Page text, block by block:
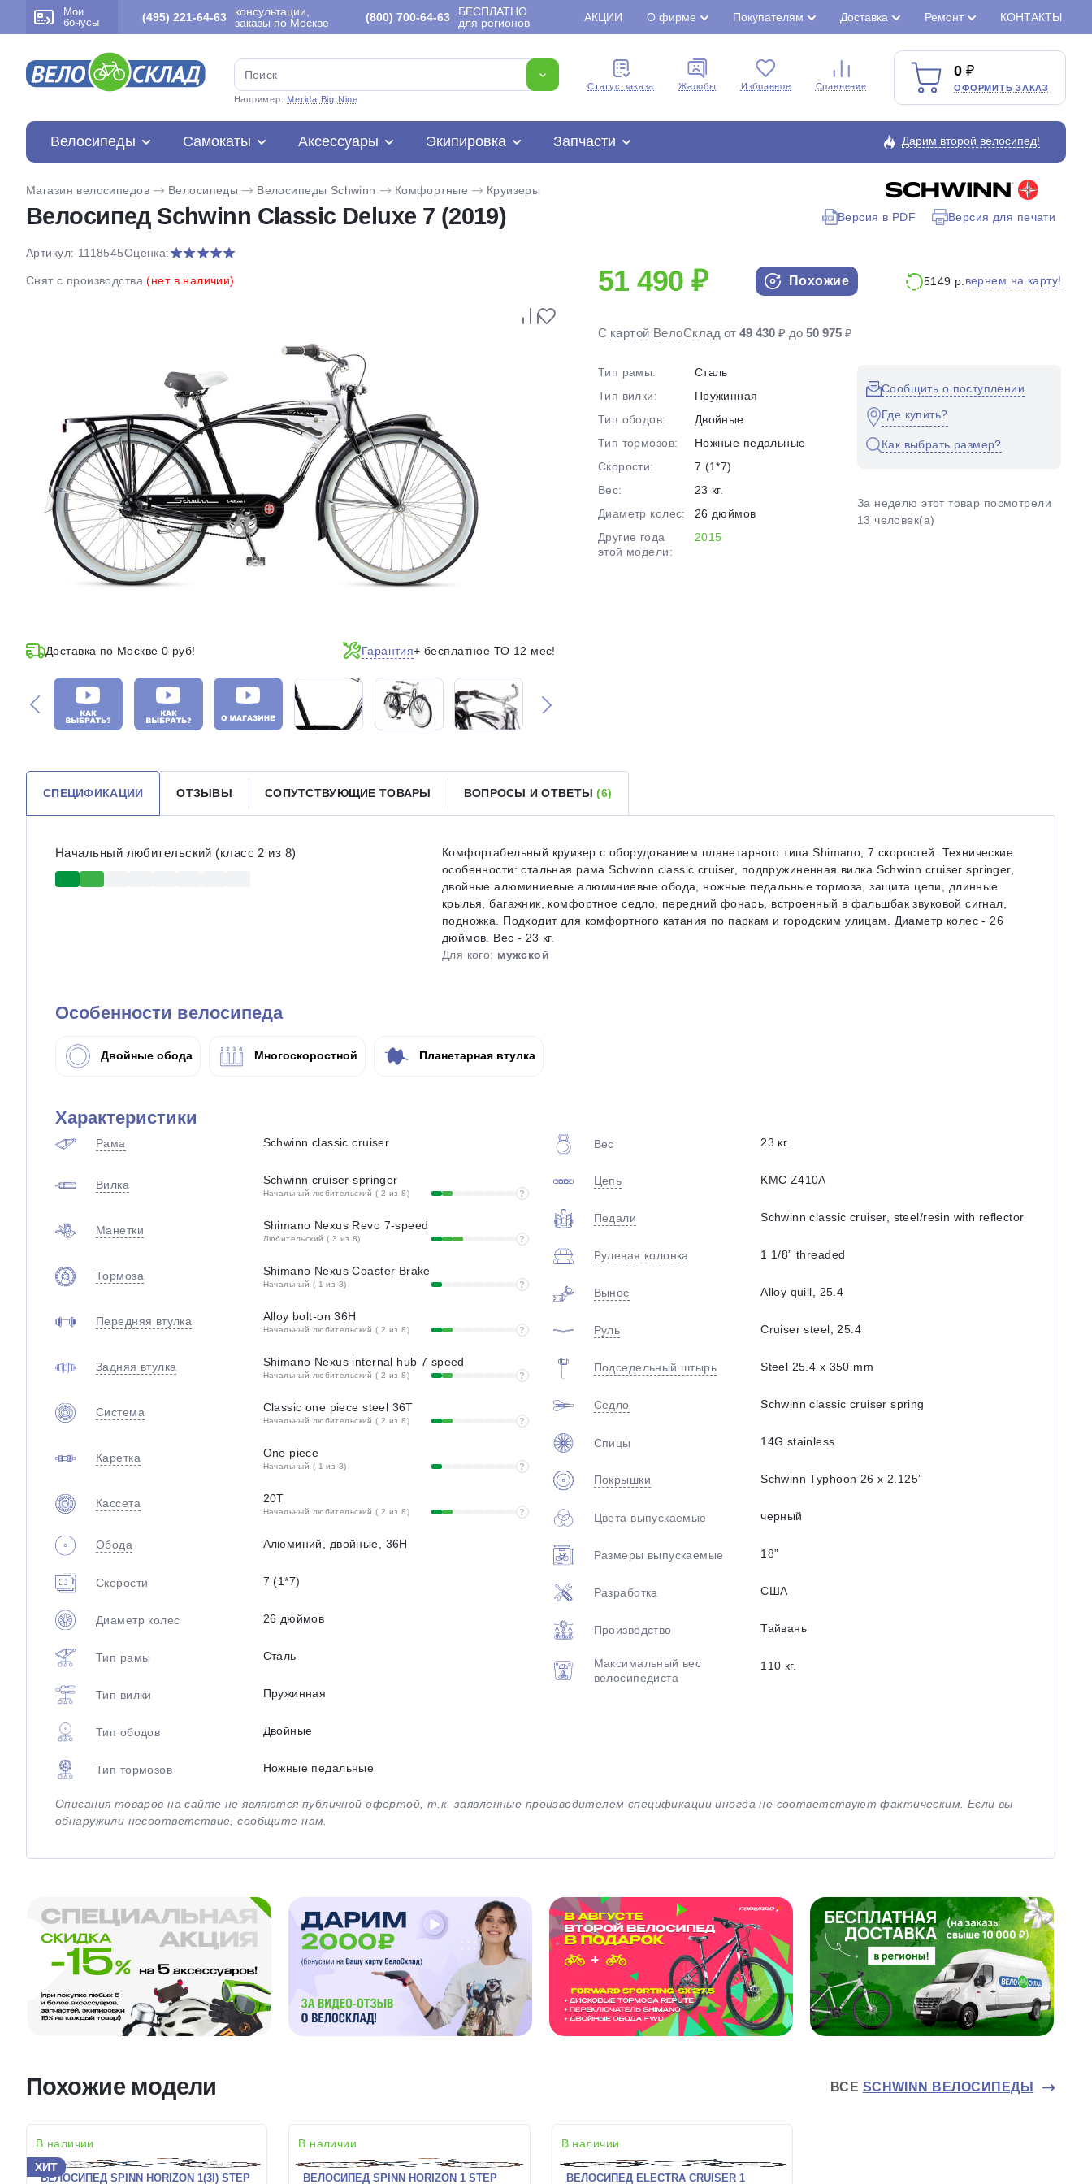
Мои
бонусы
(495) 221-64-63
консультации,
заказы по Москве
(800) 700-64-63
БЕСПЛАТНО
для регионов
АКЦИИ О фирме Покупателям Доставка Ремонт КОНТАКТЫ
Например: Merida Big.Nine
Cтатус заказа Жалобы Избранное Сравнение
0
ОФОРМИТЬ ЗАКАЗ
Велосипеды Самокаты Аксессуары Экипировка Запчасти Дарим второй велосипед!
Магазин велосипедов Велосипеды Велосипеды Schwinn Комфортные Круизеры
Велосипед Schwinn Classic Deluxe 7 (2019) Версия в PDF Версия для печати
Артикул: 1118545Оценка:
Снят с производства(нет в наличии)
Доставка по Москве 0 руб! Гарантия+ бесплатное ТО 12 мес!
51 490 ₽ Похожие 5149 р. вернем на карту!
С картой ВелоСклад от49 430 ₽ до50 975 ₽
Тип рамы:
Сталь
Тип вилки:
Пружинная
Тип ободов:
Двойные
Тип тормозов:
Ножные педальные
Скорости:
7 (1*7)
Вес:
23 кг.
Диаметр колес:
26 дюймов
Другие года
этой модели:
2015
Сообщить о поступлении
Где купить?
Как выбрать размер?
За неделю этот товар посмотрели
13 человек(а)
СПЕЦИФИКАЦИИ ОТЗЫВЫ СОПУТСТВУЮЩИЕ ТОВАРЫ ВОПРОСЫ И ОТВЕТЫ(6)
Начальный любительский (класс 2 из 8)
Комфортабельный круизер с оборудованием планетарного типа Shimano, 7 скоростей. Технические
особенности: стальная рама Schwinn classic cruiser, подпружиненная вилка Schwinn cruiser springer,
двойные алюминиевые алюминиевые обода, ножные педальные тормоза, защита цепи, длинные
крылья, багажник, комфортное седло, передний фонарь, встроенный в фальшбак звуковой сигнал,
подножка. Подходит для комфортного катания по паркам и городским улицам. Диаметр колес - 26
дюймов. Вес - 23 кг.
Для кого: мужской
Особенности велосипеда
Двойные обода Многоскоростной Планетарная втулка
Характеристики
Рама Schwinn classic cruiser
Вилка Schwinn cruiser springer
Начальный любительский ( 2 из 8) ?
Манетки Shimano Nexus Revo 7-speed
Любительский ( 3 из 8) ?
Тормоза Shimano Nexus Coaster Brake
Начальный ( 1 из 8) ?
Передняя втулка Alloy bolt-on 36H
Начальный любительский ( 2 из 8) ?
Задняя втулка Shimano Nexus internal hub 7 speed
Начальный любительский ( 2 из 8) ?
Система Classic one piece steel 36T
Начальный любительский ( 2 из 8) ?
Каретка One piece
Начальный ( 1 из 8) ?
Кассета 20T
Начальный любительский ( 2 из 8) ?
Обода Алюминий, двойные, 36H
Скорости 7 (1*7)
Диаметр колес 26 дюймов
Тип рамы Сталь
Тип вилки Пружинная
Тип ободов Двойные
Тип тормозов Ножные педальные
Вес 23 кг.
Цепь KMC Z410A
Педали Schwinn classic cruiser, steel/resin with reflector
Рулевая колонка 1 1/8” threaded
Вынос Alloy quill, 25.4
Руль Cruiser steel, 25.4
Подседельный штырь Steel 25.4 x 350 mm
Седло Schwinn classic cruiser spring
Спицы 14G stainless
Покрышки Schwinn Typhoon 26 x 2.125”
Цвета выпускаемые черный
Размеры выпускаемые 18”
Разработка США
Производство Тайвань
Максимальный вес
велосипедиста
110 кг.
Описания товаров на сайте не являются публичной офертой, т.к. заявленные производителем спецификации иногда не соответствуют фактическим. Если вы
обнаружили несоответствие, сообщите нам.
Похожие модели ВСЕ SCHWINN ВЕЛОСИПЕДЫ
В наличии
ХИТ
ВЕЛОСИПЕД SPINN HORIZON 1(3I) STEP
В наличии
ВЕЛОСИПЕД SPINN HORIZON 1 STEP
В наличии
ВЕЛОСИПЕД ELECTRA CRUISER 1
Разбейте
на части
без переплат
График платежей
Сегодня
25%
Оплачивайте сегодня только
25% картой любого банка
об оплате Плайтом
недели
раз в 2 недели